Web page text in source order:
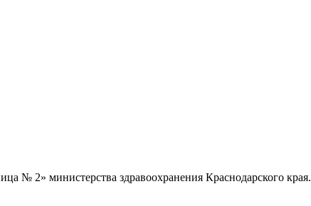
№ 2» министерства здравоохранения Краснодарского края.